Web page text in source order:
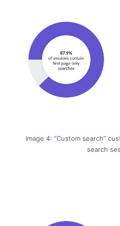
Image 4: “Custom search”
search